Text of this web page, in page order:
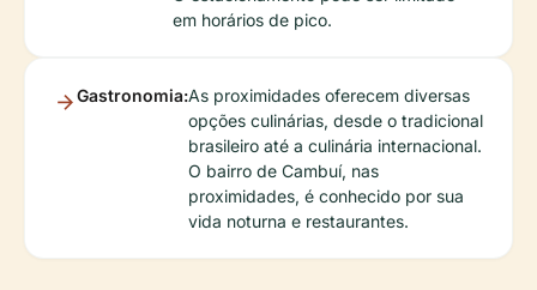
em horários de pico.
Gastronomia:As proximidades oferecem diversas
opções culinárias, desde o tradicional
brasileiro até a culinária internacional.
O bairro de Cambuí, nas
proximidades, é conhecido por sua
vida noturna e restaurantes.